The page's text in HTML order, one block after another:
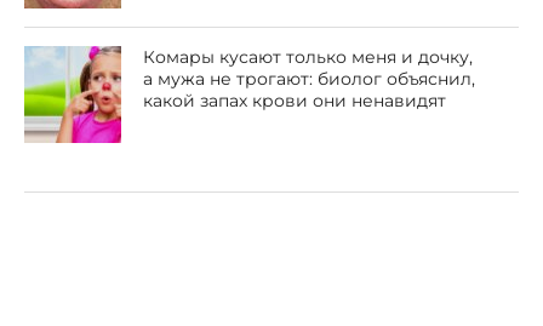
Комары кусают только меня и дочку,
а мужа не трогают: биолог объяснил,
какой запах крови они ненавидят